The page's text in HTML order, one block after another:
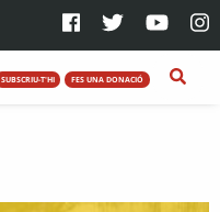
SUBSCRIU-T'HI FES UNA DONACIÓ